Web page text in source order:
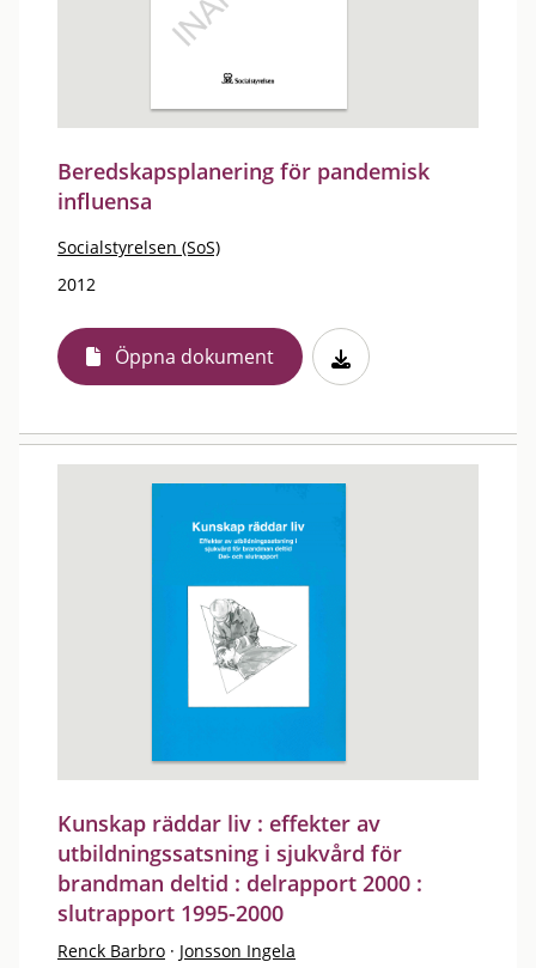
Beredskapsplanering för pandemisk
influensa
Socialstyrelsen (SoS)
2012
Öppna dokument
Kunskap räddar liv : effekter av
utbildningssatsning i sjukvård för
brandman deltid : delrapport 2000 :
slutrapport 1995-2000
Renck Barbro · Jonsson Ingela